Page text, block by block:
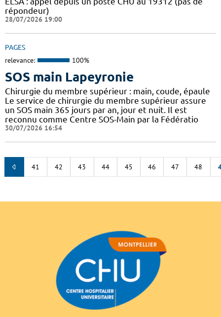
répondeur)
28/07/2026 19:00
PAGES
relevance: 100%
SOS main Lapeyronie
Chirurgie du membre supérieur : main, coude, épaule
Le service de chirurgie du membre supérieur assure
un SOS main 365 jours par an, jour et nuit. Il est
reconnu comme Centre SOS-Main par la Fédératio
30/07/2026 16:54
41 42 43 44 45 46 47 48